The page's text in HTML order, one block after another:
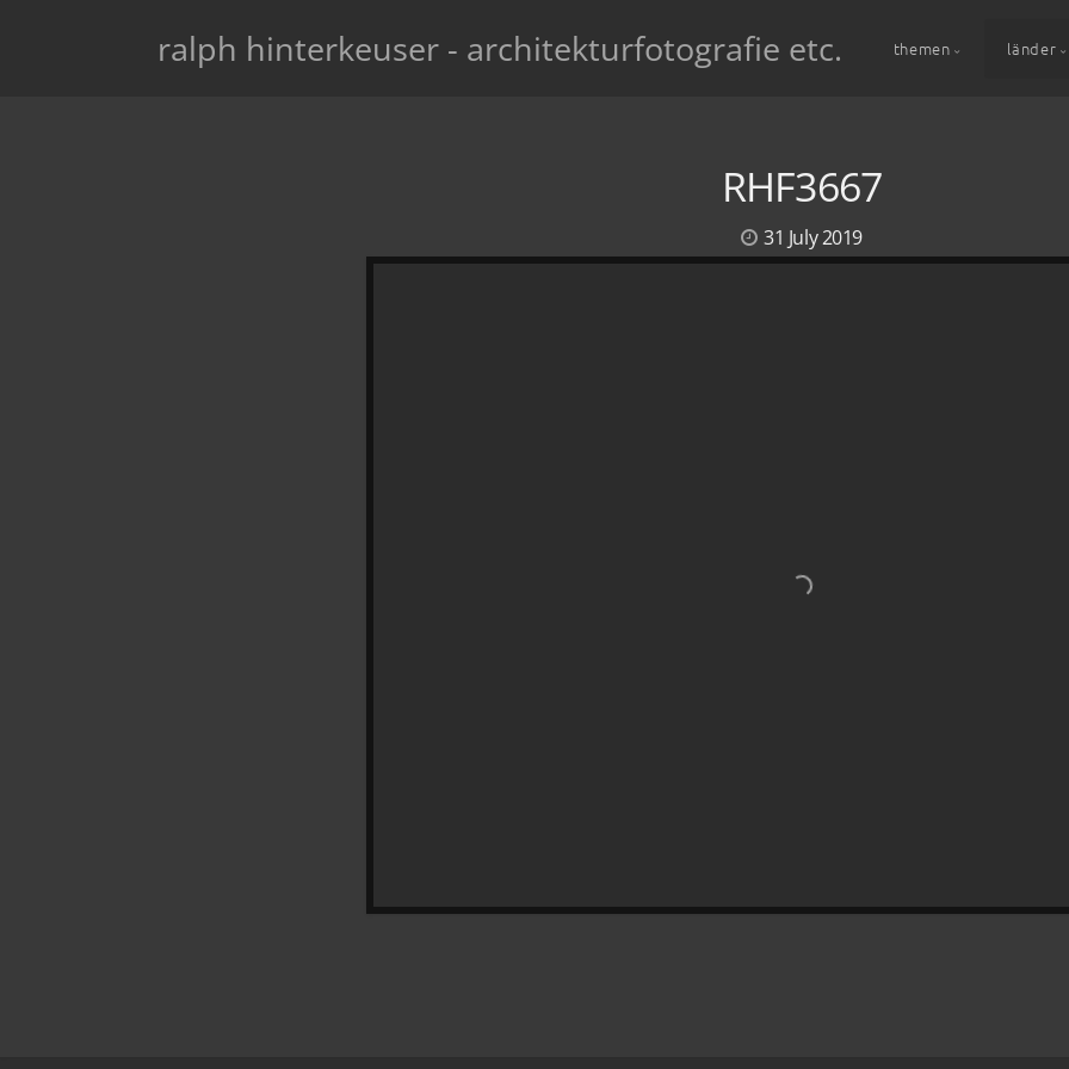
ralph hinterkeuser - architekturfotografie etc. themen länder
RHF3667
31 July 2019